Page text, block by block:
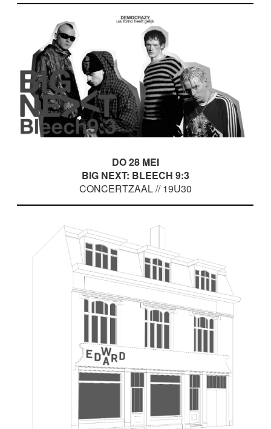
DO 28 MEI
BIG NEXT: BLEECH 9:3
CONCERTZAAL // 19U30